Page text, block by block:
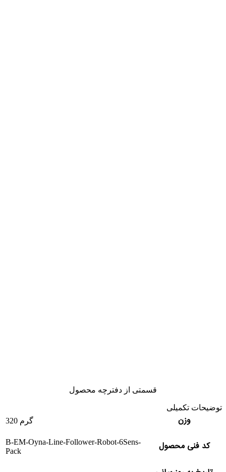
قسمتی از دفترچه محصول
توضیحات تکمیلی
وزن 320 گرم
کد فنی محصول
B-EM-Oyna-Line-Follower-Robot-6Sens-
Pack